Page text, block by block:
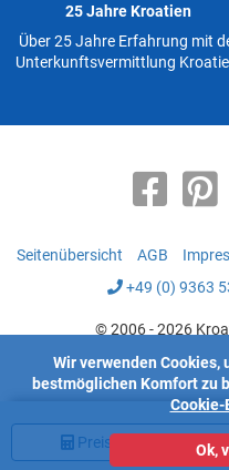
Preis
25 Jahre Kroatien
Über 25 Jahre Erfahrung mit
Unterkunftsvermittlung
Seitenübersicht AGB
+49 (0) 9363
© 2006 - 2026
Wir verwenden Cookies,
bestmöglichen Komfort zu
Ok,